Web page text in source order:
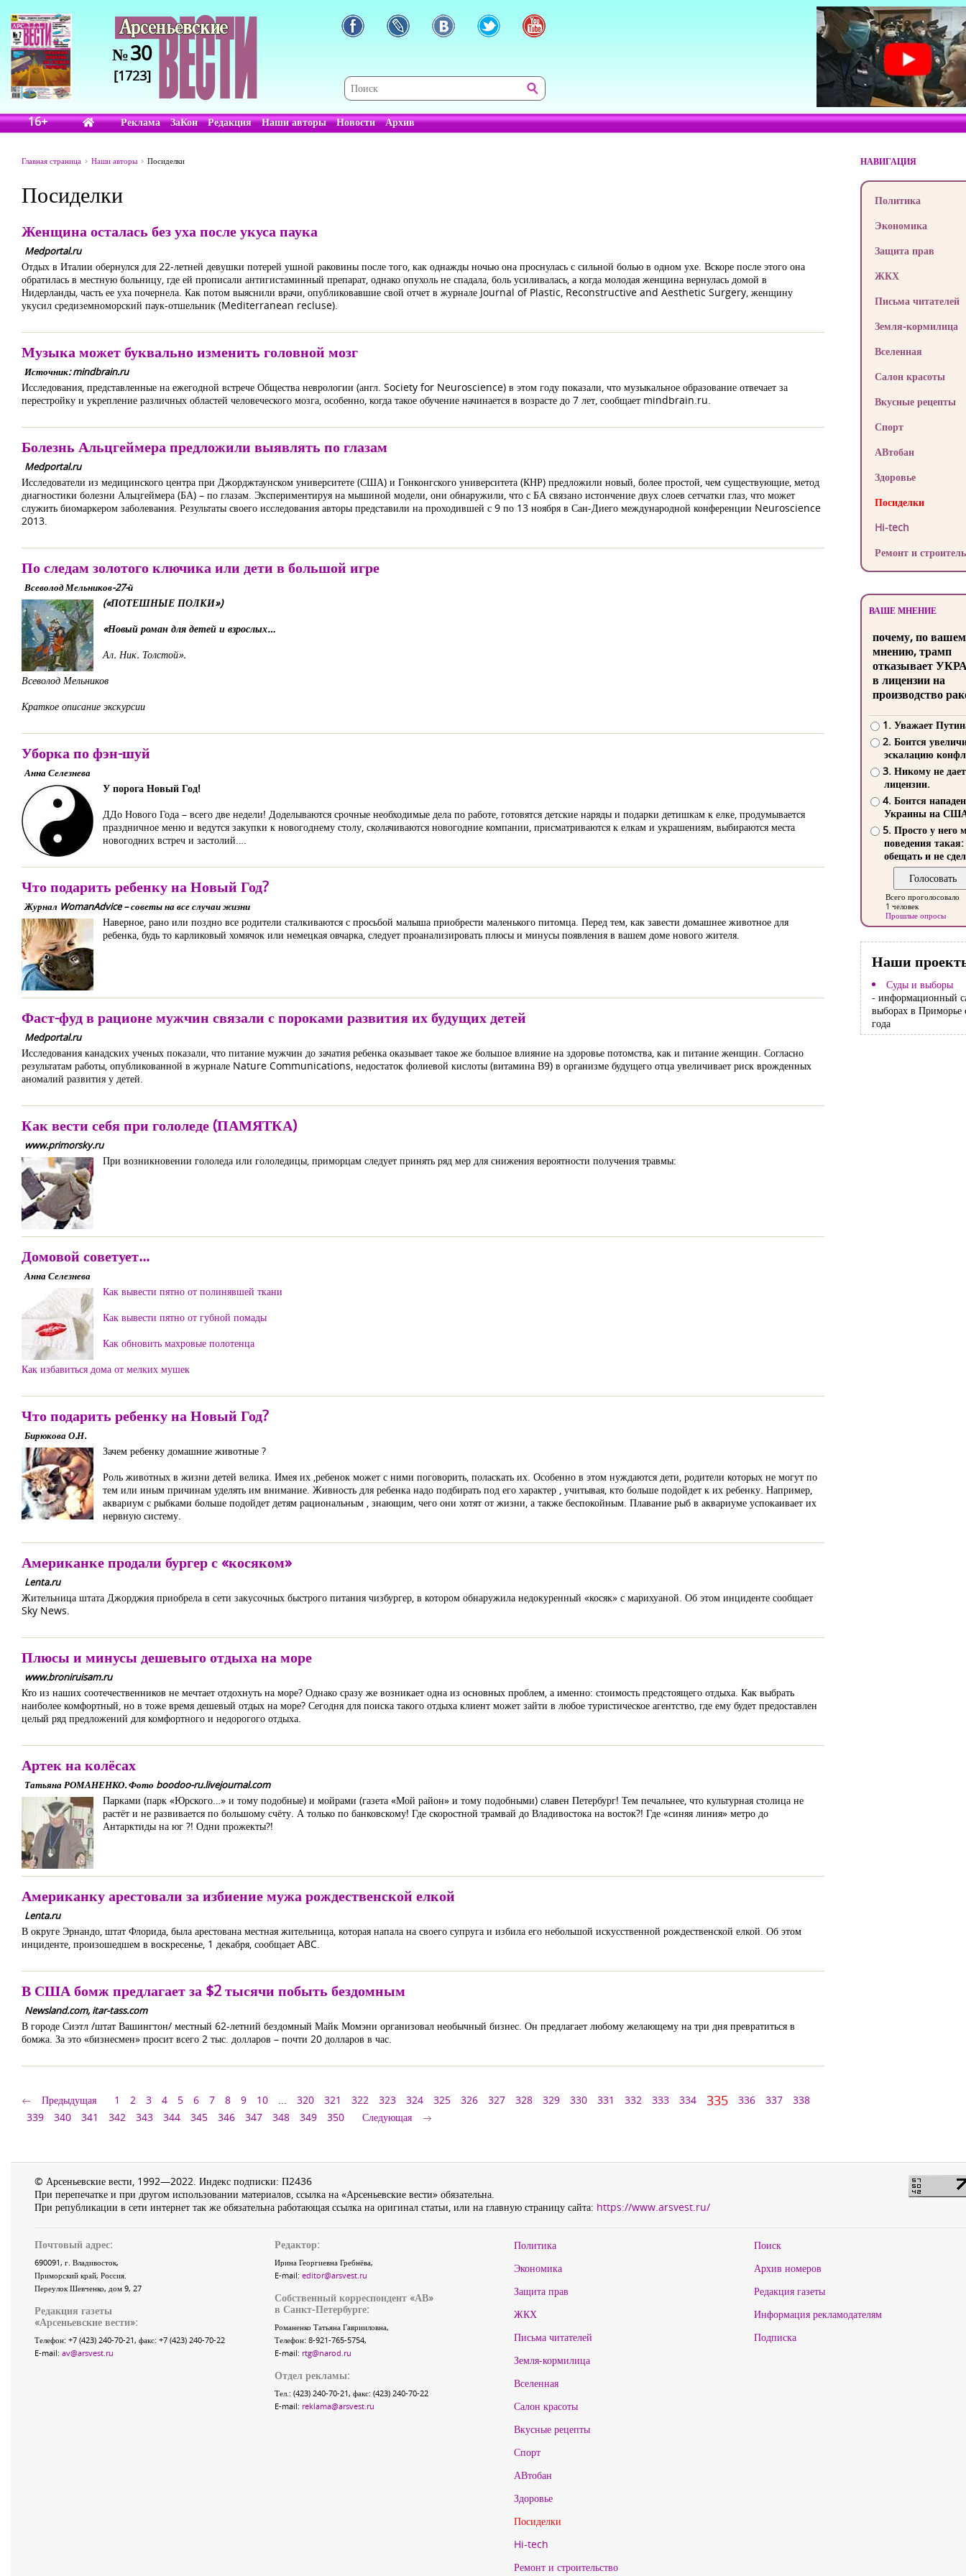
№30
[1723]
16+ Реклама ЗаКон Редакция Наши авторы Новости Архив
Главная страница Наши авторы Посиделки
Посиделки
Женщина осталась без уха после укуса паука
Medportal.ru
Отдых в Италии обернулся для 22-летней девушки потерей ушной раковины после того, как однажды ночью она проснулась с сильной болью в одном ухе. Вскоре после этого она
обратилась в местную больницу, где ей прописали антигистаминный препарат, однако опухоль не спадала, боль усиливалась, а когда молодая женщина вернулась домой в
Нидерланды, часть ее уха почернела. Как потом выяснили врачи, опубликовавшие свой отчет в журнале Journal of Plastic, Reconstructive and Aesthetic Surgery, женщину
укусил средиземноморский паук-отшельник (Mediterranean recluse).
Музыка может буквально изменить головной мозг
Источник: mindbrain.ru
Исследования, представленные на ежегодной встрече Общества неврологии (англ. Society for Neuroscience) в этом году показали, что музыкальное образование отвечает за
перестройку и укрепление различных областей человеческого мозга, особенно, когда такое обучение начинается в возрасте до 7 лет, сообщает mindbrain.ru.
Болезнь Альцгеймера предложили выявлять по глазам
Medportal.ru
Исследователи из медицинского центра при Джорджтаунском университете (США) и Гонконгского университета (КНР) предложили новый, более простой, чем существующие, метод
диагностики болезни Альцгеймера (БА) – по глазам. Экспериментируя на мышиной модели, они обнаружили, что с БА связано истончение двух слоев сетчатки глаз, что может
служить биомаркером заболевания. Результаты своего исследования авторы представили на проходившей с 9 по 13 ноября в Сан-Диего международной конференции Neuroscience
2013.
По следам золотого ключика или дети в большой игре
Всеволод Мельников-27-й
(«ПОТЕШНЫЕ ПОЛКИ»)
«Новый роман для детей и взрослых…
Ал. Ник. Толстой».
Всеволод Мельников
Краткое описание экскурсии
Уборка по фэн-шуй
Анна Селезнева
У порога Новый Год!
ДДо Нового Года – всего две недели! Доделываются срочные необходимые дела по работе, готовятся детские наряды и подарки детишкам к елке, продумывается
праздничное меню и ведутся закупки к новогоднему столу, сколачиваются новогодние компании, присматриваются к елкам и украшениям, выбираются места
новогодних встреч и застолий….
Что подарить ребенку на Новый Год?
Журнал WomanAdvice – советы на все случаи жизни
Наверное, рано или поздно все родители сталкиваются с просьбой малыша приобрести маленького питомца. Перед тем, как завести домашнее животное для
ребенка, будь то карликовый хомячок или немецкая овчарка, следует проанализировать плюсы и минусы появления в вашем доме нового жителя.
Фаст-фуд в рационе мужчин связали с пороками развития их будущих детей
Medportal.ru
Исследования канадских ученых показали, что питание мужчин до зачатия ребенка оказывает такое же большое влияние на здоровье потомства, как и питание женщин. Согласно
результатам работы, опубликованной в журнале Nature Communications, недостаток фолиевой кислоты (витамина В9) в организме будущего отца увеличивает риск врожденных
аномалий развития у детей.
Как вести себя при гололеде (ПАМЯТКА)
www.primorsky.ru
При возникновении гололеда или гололедицы, приморцам следует принять ряд мер для снижения вероятности получения травмы:
Домовой советует...
Анна Селезнева
Как вывести пятно от полинявшей ткани
Как вывести пятно от губной помады
Как обновить махровые полотенца
Как избавиться дома от мелких мушек
Что подарить ребенку на Новый Год?
Бирюкова О.Н.
Зачем ребенку домашние животные ?
Роль животных в жизни детей велика. Имея их ,ребенок может с ними поговорить, поласкать их. Особенно в этом нуждаются дети, родители которых не могут по
тем или иным причинам уделять им внимание. Живность для ребенка надо подбирать под его характер , учитывая, кто больше подойдет к их ребенку. Например,
аквариум с рыбками больше подойдет детям рациональным , знающим, чего они хотят от жизни, а также беспокойным. Плавание рыб в аквариуме успокаивает их
нервную систему.
Американке продали бургер с «косяком»
Lenta.ru
Жительница штата Джорджия приобрела в сети закусочных быстрого питания чизбургер, в котором обнаружила недокуренный «косяк» с марихуаной. Об этом инциденте сообщает
Sky News.
Плюсы и минусы дешевыго отдыха на море
www.broniruisam.ru
Кто из наших соотечественников не мечтает отдохнуть на море? Однако сразу же возникает одна из основных проблем, а именно: стоимость предстоящего отдыха. Как выбрать
наиболее комфортный, но в тоже время дешевый отдых на море? Сегодня для поиска такого отдыха клиент может зайти в любое туристическое агентство, где ему будет предоставлен
целый ряд предложений для комфортного и недорогого отдыха.
Артек на колёсах
Татьяна РОМАНЕНКО. Фото boodoo-ru.livejournal.com
Парками (парк «Юрского…» и тому подобные) и мойрами (газета «Мой район» и тому подобными) славен Петербург! Тем печальнее, что культурная столица не
растёт и не развивается по большому счёту. А только по банковскому! Где скоростной трамвай до Владивостока на восток?! Где «синяя линия» метро до
Антарктиды на юг ?! Одни прожекты?!
Американку арестовали за избиение мужа рождественской елкой
Lenta.ru
В округе Эрнандо, штат Флорида, была арестована местная жительница, которая напала на своего супруга и избила его небольшой искусственной рождественской елкой. Об этом
инциденте, произошедшем в воскресенье, 1 декабря, сообщает ABC.
В США бомж предлагает за $2 тысячи побыть бездомным
Newsland.com, itar-tass.com
В городе Сиэтл /штат Вашингтон/ местный 62-летний бездомный Майк Момэни организовал необычный бизнес. Он предлагает любому желающему на три дня превратиться в
бомжа. За это «бизнесмен» просит всего 2 тыс. долларов – почти 20 долларов в час.
Предыдущая 1 2 3 4 5 6 7 8 9 10 ... 320 321 322 323 324 325 326 327 328 329 330 331 332 333 334 335 336 337
338
339
340 341 342 343 344 345 346 347 348 349 350 Следующая
НАВИГАЦИЯ
Политика
Экономика
Защита прав
ЖКХ
Письма читателей
Земля-кормилица
Вселенная
Салон красоты
Вкусные рецепты
Спорт
АВтобан
Здоровье
Посиделки
Hi-tech
Ремонт и
ВАШЕ МНЕНИЕ
почему, по
мнению, трамп
отказывает
в лицензии на
производство
1. Уважает
2. Боится
эскалацию
3. Никому не
лицензии.
4. Боится
Украины на
5. Просто у него
поведения такая:
обещать и не
Всего проголосовало
1 человек
Прошлые опросы
Наши
Суды и выборы
- информационный
выборах в Приморье
года
© Арсеньевские вести, 1992—2022. Индекс подписки: П2436
При перепечатке и при другом использовании материалов, ссылка на «Арсеньевские вести» обязательна.
При републикации в сети интернет так же обязательна работающая ссылка на оригинал статьи, или на главную страницу сайта: https://www.arsvest.ru/
Почтовый адрес:
690091, г. Владивосток,
Приморский край, Россия.
Переулок Шевченко, дом 9, 27
Редакция газеты
«Арсеньевские вести»:
Телефон: +7 (423) 240-70-21, факс: +7 (423) 240-70-22
E-mail: av@arsvest.ru
Редактор:
Ирина Георгиевна Гребнёва,
E-mail: editor@arsvest.ru
Собственный корреспондент «АВ»
в Санкт-Петербурге:
Романенко Татьяна Гаврииловна,
Телефон: 8-921-765-5754,
E-mail: rtg@narod.ru
Отдел рекламы:
Тел.: (423) 240-70-21, факс: (423) 240-70-22
E-mail: reklama@arsvest.ru
Политика
Экономика
Защита прав
ЖКХ
Письма читателей
Земля-кормилица
Вселенная
Салон красоты
Вкусные рецепты
Спорт
АВтобан
Здоровье
Посиделки
Hi-tech
Ремонт и строительство
Поиск
Архив номеров
Редакция газеты
Информация рекламодателям
Подписка